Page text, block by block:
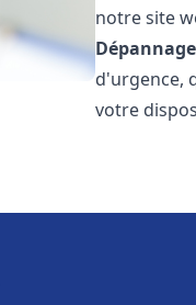
notre site
d'urgence,
votre